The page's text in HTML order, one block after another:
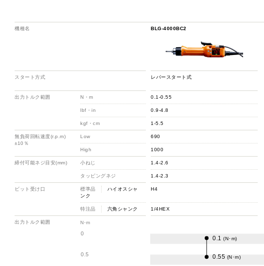
機種名
スタート方式
出力トルク範囲 N・m
lbf・in
kgf・cm
無負荷回転速度(r.p.m)
±10％
Low
High
締付可能ネジ目安(mm) 小ねじ
タッピングネジ
ビット受け口 標準品
ハイオスシャ
ンク
特注品 六角シャンク
出力トルク範囲
0
0.5
N･m
BLG-4000BC2
レバースタート式
0.1-0.55
0.9-4.8
1-5.5
690
1000
1.4-2.6
1.4-2.3
H4
1/4HEX
0.1 (N･m)
0.55 (N･m)